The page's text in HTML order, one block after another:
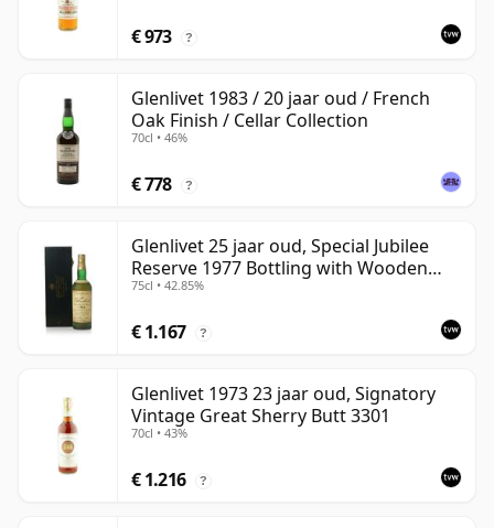
€ 973 ?
Glenlivet 1983 / 20 jaar oud / French
Oak Finish / Cellar Collection
70cl • 46%
€ 778 ?
Glenlivet 25 jaar oud, Special Jubilee
Reserve 1977 Bottling with Wooden
Case
75cl • 42.85%
€ 1.167 ?
Glenlivet 1973 23 jaar oud, Signatory
Vintage Great Sherry Butt 3301
70cl • 43%
€ 1.216 ?